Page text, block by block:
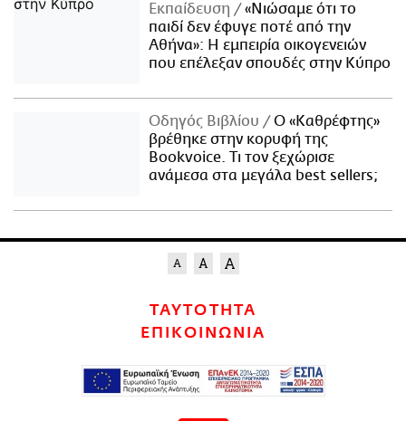
Εκπαίδευση
«Νιώσαμε ότι το
παιδί δεν έφυγε ποτέ από την
Αθήνα»: Η εμπειρία οικογενειών
που επέλεξαν σπουδές στην Κύπρο
Οδηγός Βιβλίου
Ο «Καθρέφτης»
βρέθηκε στην κορυφή της
Bookvoice. Τι τον ξεχώρισε
ανάμεσα στα μεγάλα best sellers;
ΤΑΥΤΟΤΗΤΑ
ΕΠΙΚΟΙΝΩΝΙΑ